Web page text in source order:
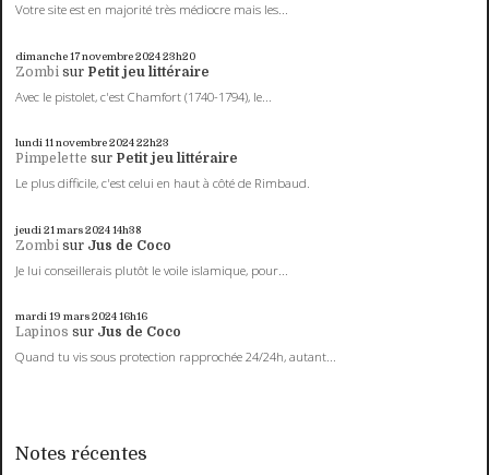
Votre site est en majorité très médiocre mais les...
dimanche 17novembre 202423h20
Zombi sur Petit jeu littéraire
Avec le pistolet, c'est Chamfort (1740-1794), le...
lundi 11novembre 202422h23
Pimpelette sur Petit jeu littéraire
Le plus difficile, c'est celui en haut à côté de Rimbaud.
jeudi 21 mars 202414h38
Zombi sur Jus de Coco
Je lui conseillerais plutôt le voile islamique, pour...
mardi 19 mars 202416h16
Lapinos sur Jus de Coco
Quand tu vis sous protection rapprochée 24/24h, autant...
Notes récentes